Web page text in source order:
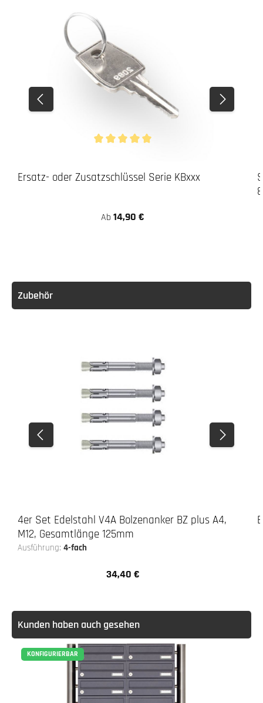
Ersatz- oder Zusatzschlüssel Serie KBxxx
Ab 14,90 €
Zubehör
4er Set Edelstahl V4A Bolzenanker BZ plus A4,
M12, Gesamtlänge 125mm
Ausführung:4-fach
Regulärer Preis:
34,40 €
Kunden haben auch gesehen
KONFIGURIERBAR